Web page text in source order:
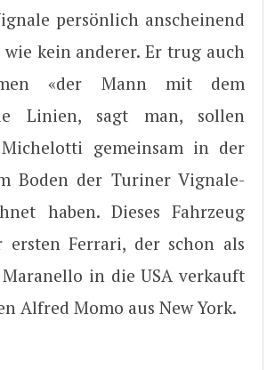
persönlich anscheinend
kein anderer. Er trug auch
«der Mann mit dem
Linien, sagt man, sollen
gemeinsam in der
Boden der Turiner Vignale-
haben. Dieses Fahrzeug
ersten Ferrari, der schon als
Maranello in die USA verkauft
Alfred Momo aus New York.